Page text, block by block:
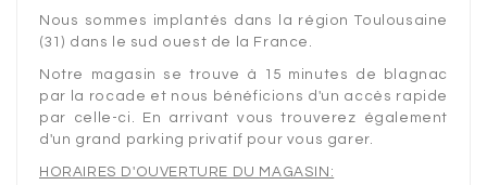
ELECTRIC
FAN
MOTEURS
Nous sommes implantés dans la région Toulousaine
(31) dans le sud ouest de la France.
Notre magasin se trouve à 15 minutes de blagnac
par la rocade et nous bénéficions d'un accès rapide
par celle-ci. En arrivant vous trouverez également
d'un grand parking privatif pour vous garer.
HORAIRES D'OUVERTURE DU MAGASIN: